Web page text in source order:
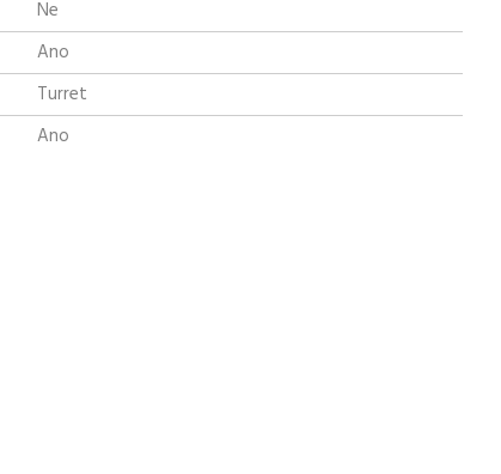
Ne
Ano
Turret
Ano